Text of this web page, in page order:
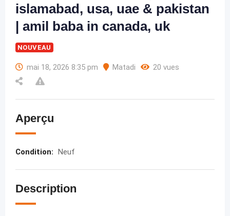
islamabad, usa, uae & pakistan
| amil baba in canada, uk
NOUVEAU
mai 18, 2026 8:35 pm Matadi 20 vues
Aperçu
Condition: Neuf
Description